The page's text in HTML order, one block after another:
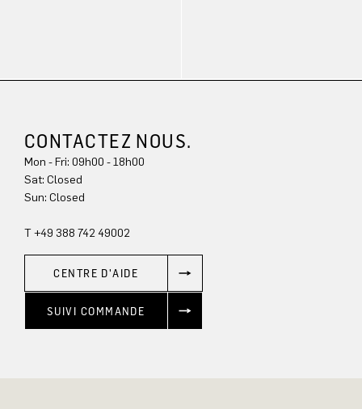
CONTACTEZ NOUS.
Mon - Fri: 09h00 - 18h00
Sun: Closed
T +49 388 742 49002
CENTRE D'AIDE
SUIVI COMMANDE